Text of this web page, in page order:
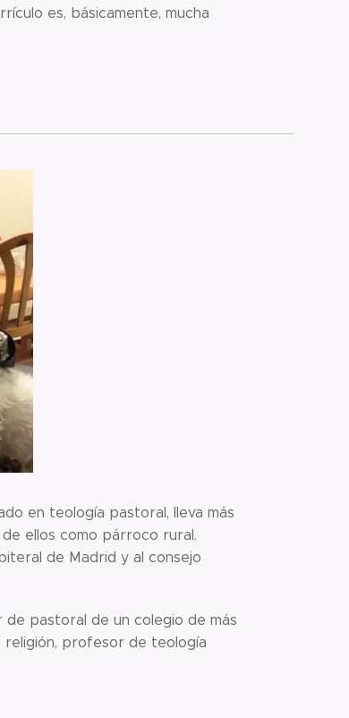
es, básicamente, mucha
en teología pastoral, lleva más
ellos como párroco rural.
de Madrid y al consejo
pastoral de un colegio de más
religión, profesor de teología